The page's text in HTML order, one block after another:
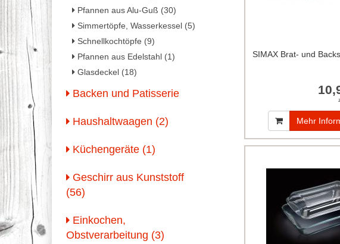
SIMAX Brat- und
Mehr
Pfannen aus Alu-Guß (30)
Simmertöpfe, Wasserkessel (5)
Schnellkochtöpfe (9)
Pfannen aus Edelstahl (1)
Glasdeckel (18)
Backen und Patisserie
Haushaltwaagen (2)
Küchengeräte (1)
Geschirr aus Kunststoff
(56)
Einkochen,
Obstverarbeitung (3)